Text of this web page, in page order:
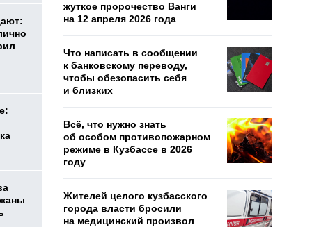
жуткое пророчество Ванги
на 12 апреля 2026 года
Что написать в сообщении
к банковскому переводу,
чтобы обезопасить себя
и близких
Всё, что нужно знать
об особом противопожарном
режиме в Кузбассе в 2026
году
Жителей целого кузбасского
города власти бросили
на медицинский произвол